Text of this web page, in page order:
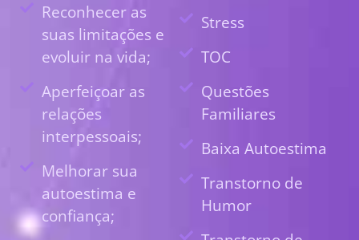
Reconhecer as
suas limitações e
evoluir na vida;
Aperfeiçoar as
relações
interpessoais;
Melhorar sua
autoestima e
confiança;
Stress
TOC
Questões
Familiares
Baixa Autoestima
Transtorno de
Humor